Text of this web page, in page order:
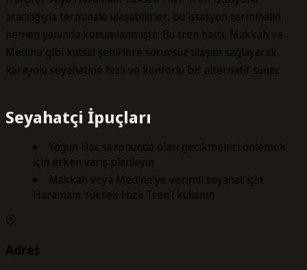
aracılığıyla terminale ulaşabilirler; bu istasyon terminalin
hemen yanında konumlanmıştır. Bu tren hattı, Makkah ve
Medine gibi kutsal şehirlere sorunsuz ulaşım sağlayarak
karayolu seyahatine hızlı ve konforlu bir alternatif sunar.
Seyahatçi İpuçları
Yoğun Hac sezonunda olası gecikmeleri önlemek
için erken varış planlayın
Makkah veya Medine’ye verimli seyahat için
Haramain Yüksek Hızlı Tren’i kullanın
Adres